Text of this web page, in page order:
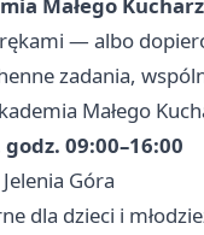
Małego
— albo
zadania,
Małego
09:00–16:00
Góra
dla dzieci i